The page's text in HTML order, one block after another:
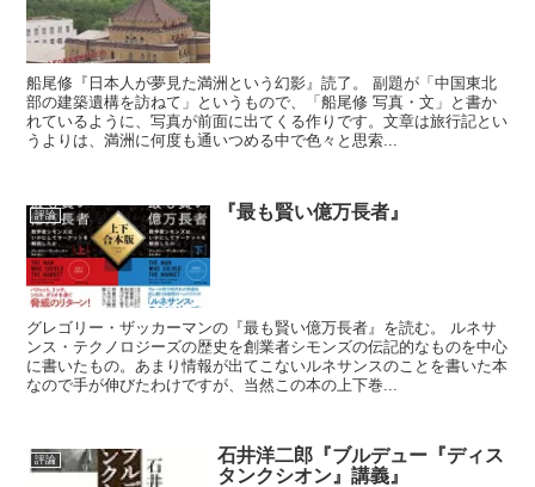
船尾修『日本人が夢見た満洲という幻影』読了。 副題が「中国東北
部の建築遺構を訪ねて」というもので、「船尾修 写真・文」と書か
れているように、写真が前面に出てくる作りです。文章は旅行記とい
うよりは、満洲に何度も通いつめる中で色々と思索...
評論 『最も賢い億万長者』
グレゴリー・ザッカーマンの『最も賢い億万長者』を読む。 ルネサ
ンス・テクノロジーズの歴史を創業者シモンズの伝記的なものを中心
に書いたもの。あまり情報が出てこないルネサンスのことを書いた本
なので手が伸びたわけですが、当然この本の上下巻...
評論
石井洋二郎『ブルデュー『ディス
タンクシオン』講義』